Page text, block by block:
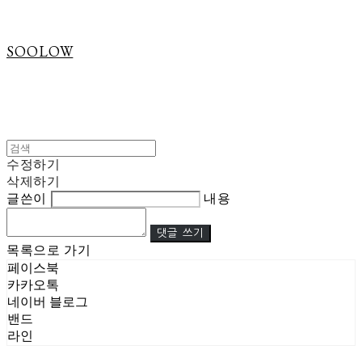
SOOLOW
수정하기
삭제하기
글쓴이
내용
댓글 쓰기
목록으로 가기
페이스북
카카오톡
네이버 블로그
밴드
라인